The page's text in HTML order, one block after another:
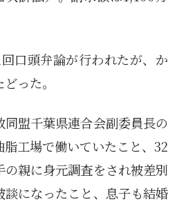
口頭弁論が行われたが、か
った。
盟千葉県連合会副委員長の
工場で働いていたこと、32
親に身元調査をされ被差別
になったこと、息子も結婚